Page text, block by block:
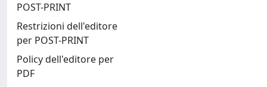
POST-PRINT
Restrizioni dell'editore
per POST-PRINT
Policy dell'editore per
PDF